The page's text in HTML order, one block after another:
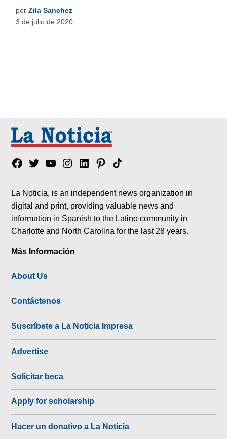
por Zila Sanchez
3 de julio de 2020
Facebook
TwitterYouTubeInstagram
LinkedinPinterest
Tik
La Noticia, is an independent news organization in
digital and print, providing valuable news and
information in Spanish to the Latino community in
Charlotte and North Carolina for the last 28 years.
Más Información
About Us
Contáctenos
Suscríbete a La Noticia Impresa
Advertise
Solicitar beca
Apply for scholarship
Hacer un donativo a La Noticia